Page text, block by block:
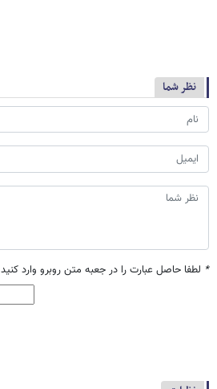
نظر شما
* لطفا حاصل عبارت را در جعبه متن روبرو وارد کنید